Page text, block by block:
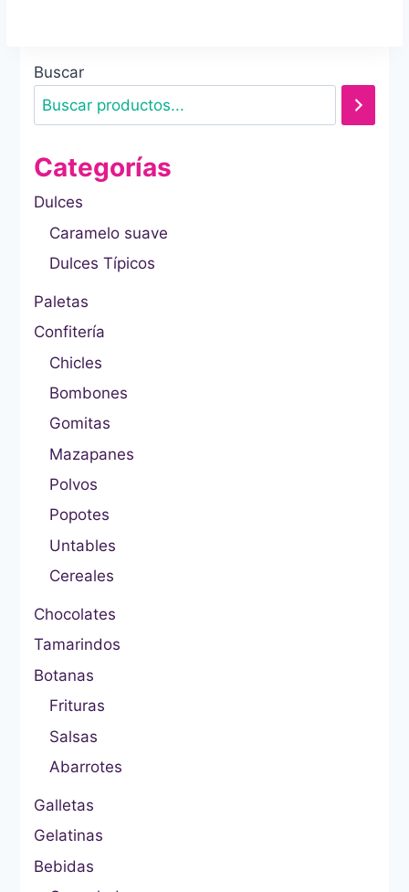
Buscar
Categorías
Dulces
Caramelo suave
Dulces Típicos
Paletas
Confitería
Chicles
Bombones
Gomitas
Mazapanes
Polvos
Popotes
Untables
Cereales
Chocolates
Tamarindos
Botanas
Frituras
Salsas
Abarrotes
Galletas
Gelatinas
Bebidas